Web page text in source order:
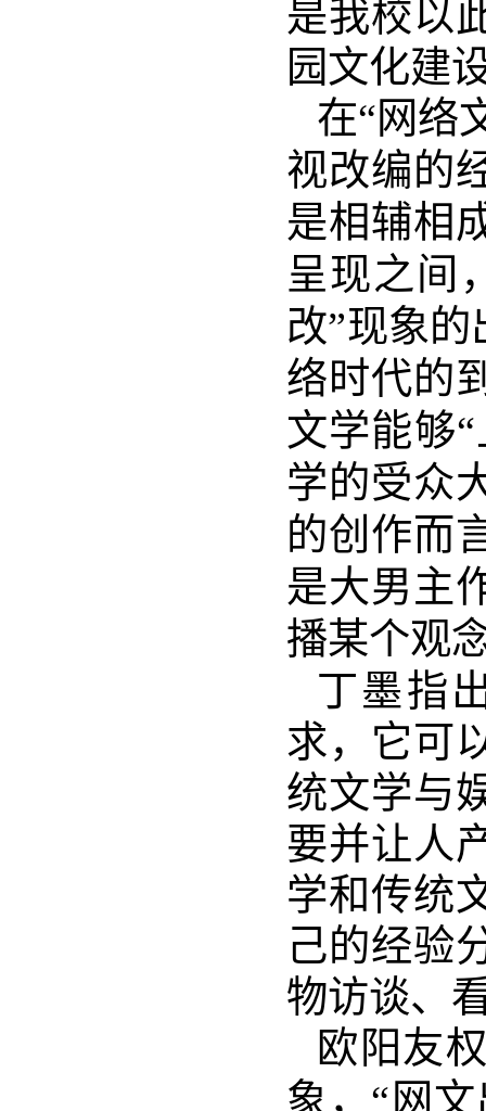
是我校以
园文化建
在“网络
视改编的
是相辅相
呈现之间
改”现象
络时代的
文学能够
学的受众
的创作而
是大男主
播某个观
丁墨指
求，它可
统文学与
要并让人
学和传统
己的经验
物访谈、
欧阳友
象， “网